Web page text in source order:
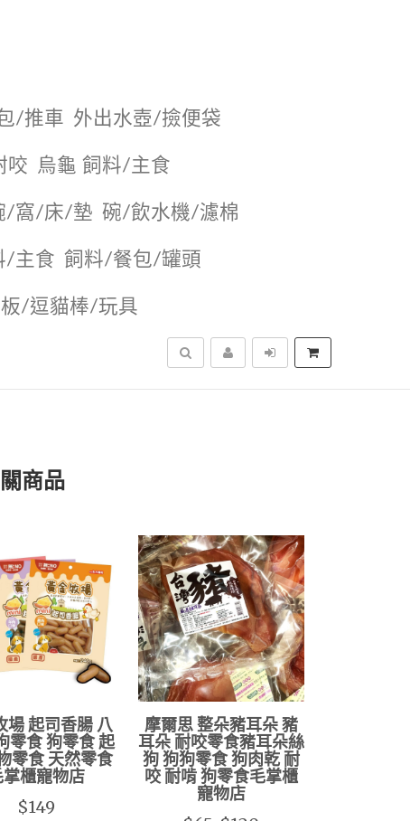
/推車 外出水壺/撿便袋
咬 烏龜 飼料/主食
/窩/床/墊 碗/飲水機/濾棉
/主食 飼料/餐包/罐頭
/逗貓棒/玩具
搜尋
商品
場 起司香腸 八
零食 狗零食 起
零食 天然零食
掌櫃寵物店
$149
摩爾思 整朵豬耳朵 豬
耳朵 耐咬零食豬耳朵絲
狗 狗狗零食 狗肉乾 耐
咬 耐啃 狗零食毛掌櫃
寵物店